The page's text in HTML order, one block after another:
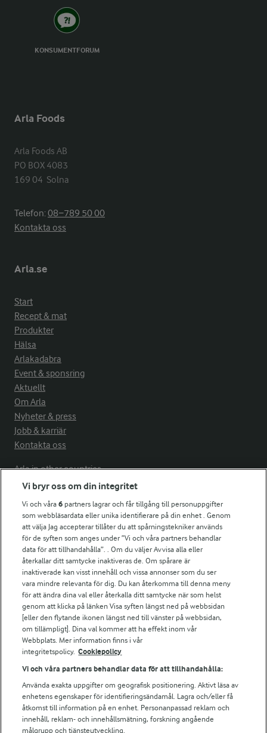
KONSUMENTFORUM
Arla Foods
Arla Foods AB
PO BOX 4083
169 04  Solna
Telefon:08−789 50 00
Kontakta oss
Arla.se
Start
Recept & mat
Produkter
Hälsa
Arlakadabra
Event & sponsring
Aktuellt
Om Arla
Nyheter & press
Jobb & karriär
Kontakta oss
Arla in other countries
Fler Arlasajter
För ägare
Arlas kundportal
Arla.com
Falbygdens Ost
Arla webbshop
Bildbank
Följ oss
Vi bryr oss om din integritet
Vi och våra6 partners lagrar och får tillgång till personuppgifter
som webbläsardata eller unika identifierare på din enhet . Genom
att välja Jag accepterar tillåter du att spårningstekniker används
för de syften som anges under ”Vi och våra partners behandlar
data för att tillhandahålla”. . Om du väljer Avvisa alla eller
återkallar ditt samtycke inaktiveras de. Om spårare är
inaktiverade kan visst innehåll och vissa annonser som du ser
vara mindre relevanta för dig. Du kan återkomma till denna meny
för att ändra dina val eller återkalla ditt samtycke när som helst
genom att klicka på länken Visa syften längst ned på webbsidan
[eller den flytande ikonen längst ned till vänster på webbsidan,
om tillämpligt]. Dina val kommer att ha effekt inom vår
Webbplats. Mer information finns i vår
integritetspolicy. Cookiepolicy
Vi och våra partners behandlar data för att tillhandahålla:
Använda exakta uppgifter om geografisk positionering. Aktivt läsa av
enhetens egenskaper för identifieringsändamål. Lagra och/eller få
åtkomst till information på en enhet. Personanpassad reklam och
innehåll, reklam- och innehållsmätning, forskning angående
målgrupp och tjänsteutveckling.